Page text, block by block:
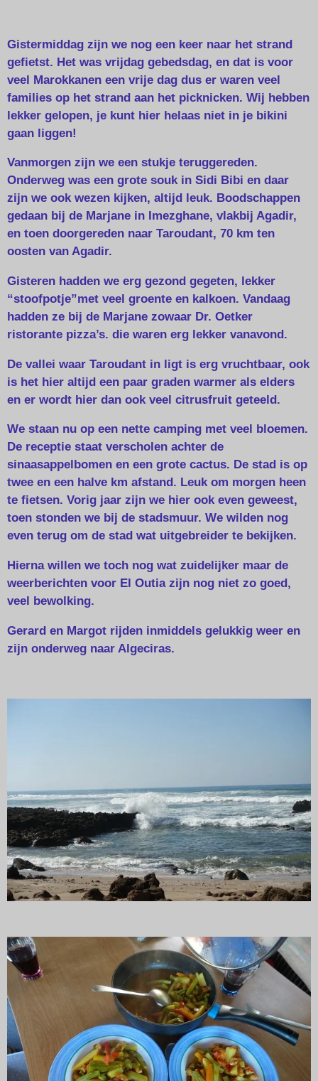
Gistermiddag zijn we nog een keer naar het strand
gefietst. Het was vrijdag gebedsdag, en dat is voor
veel Marokkanen een vrije dag dus er waren veel
families op het strand aan het picknicken. Wij hebben
lekker gelopen, je kunt hier helaas niet in je bikini
gaan liggen!
Vanmorgen zijn we een stukje teruggereden.
Onderweg was een grote souk in Sidi Bibi en daar
zijn we ook wezen kijken, altijd leuk. Boodschappen
gedaan bij de Marjane in Imezghane, vlakbij Agadir,
en toen doorgereden naar Taroudant, 70 km ten
oosten van Agadir.
Gisteren hadden we erg gezond gegeten, lekker
“stoofpotje”met veel groente en kalkoen. Vandaag
hadden ze bij de Marjane zowaar Dr. Oetker
ristorante pizza’s. die waren erg lekker vanavond.
De vallei waar Taroudant in ligt is erg vruchtbaar, ook
is het hier altijd een paar graden warmer als elders
en er wordt hier dan ook veel citrusfruit geteeld.
We staan nu op een nette camping met veel bloemen.
De receptie staat verscholen achter de
sinaasappelbomen en een grote cactus. De stad is op
twee en een halve km afstand. Leuk om morgen heen
te fietsen. Vorig jaar zijn we hier ook even geweest,
toen stonden we bij de stadsmuur. We wilden nog
even terug om de stad wat uitgebreider te bekijken.
Hierna willen we toch nog wat zuidelijker maar de
weerberichten voor El Outia zijn nog niet zo goed,
veel bewolking.
Gerard en Margot rijden inmiddels gelukkig weer en
zijn onderweg naar Algeciras.